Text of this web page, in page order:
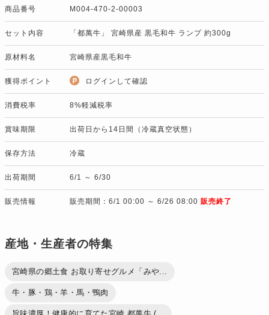
商品番号 M004-470-2-00003
セット内容 「都萬牛」 宮崎県産 黒毛和牛 ランプ 約300g
原材料名 宮崎県産黒毛和牛
獲得ポイント ログインして確認
消費税率 8%軽減税率
賞味期限 出荷日から14日間（冷蔵真空状態）
保存方法 冷蔵
出荷期間 6/1 ～ 6/30
販売情報 販売期間：6/1 00:00 ～ 6/26 08:00 販売終了
産地・生産者の特集
宮崎県の郷土食 お取り寄せグルメ「みや...
牛・豚・鶏・羊・馬・鴨肉